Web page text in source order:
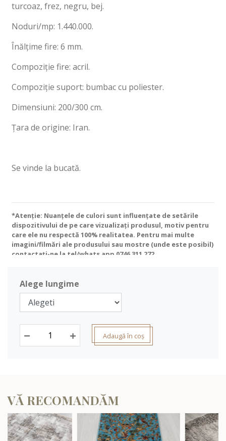
turcoaz, frez, negru, bej.
Noduri/mp: 1.440.000.
Înălțime fire: 6 mm.
Compoziție fire: acril.
Compoziție suport: bumbac cu poliester.
Dimensiuni: 200/300 cm.
Țara de origine: Iran.
Se vinde la bucată.
*Atenție: Nuanțele de culori sunt influențate de setările
dispozitivului de pe care vizualizați produsul, motiv pentru
care ele nu respectă 100% realitatea. Pentru mai multe
imagini/filmări ale produsului sau mostre (unde este posibil)
contactați-ne la tel/whats app 0746 311 272
Alege lungime
Adaugă în coș
VĂ RECOMANDĂM